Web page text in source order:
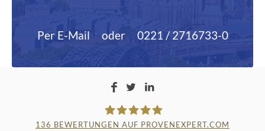
Per E-Mail oder 0221 / 2716733-0
136 BEWERTUNGEN AUF PROVENEXPERT.COM